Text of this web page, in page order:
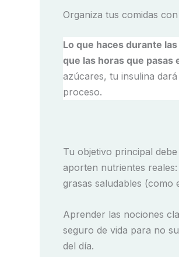
Organiza tus comidas
Lo que haces durante
que las horas que pasas
azúcares, tu insulina
proceso.
Tu objetivo principal
aporten nutrientes
grasas saludables (como
Aprender las nociones
seguro de vida para no
del día.